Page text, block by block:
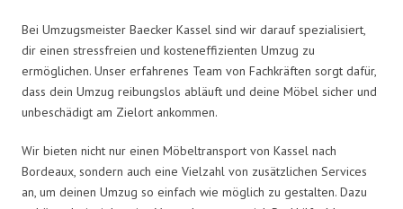
Bei Umzugsmeister Baecker Kassel sind wir darauf spezialisiert,
dir einen stressfreien und kosteneffizienten Umzug zu
ermöglichen. Unser erfahrenes Team von Fachkräften sorgt dafür,
dass dein Umzug reibungslos abläuft und deine Möbel sicher und
unbeschädigt am Zielort ankommen.
Wir bieten nicht nur einen Möbeltransport von Kassel nach
Bordeaux, sondern auch eine Vielzahl von zusätzlichen Services
an, um deinen Umzug so einfach wie möglich zu gestalten. Dazu